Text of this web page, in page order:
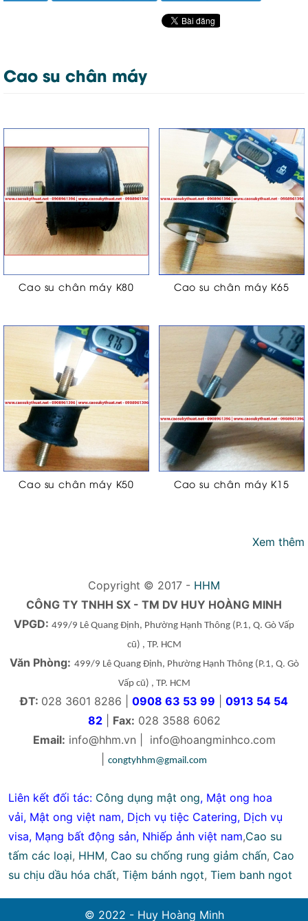
Cao su chân máy
Cao su chân máy K80 Cao su chân máy K65
Cao su chân máy K50 Cao su chân máy K15
Xem thêm
Copyright © 2017 - HHM
CÔNG TY TNHH SX - TM DV HUY HOÀNG MINH
VPGD: 499/9 Lê Quang Định, Phường Hạnh Thông (P.1, Q. Gò Vấp
cũ) , TP. HCM
Văn Phòng: 499/9 Lê Quang Định, Phường Hạnh Thông(P.1, Q. Gò
Vấp cũ) , TP. HCM
ĐT: 028 3601 8286 | 0908 63 53 99
0913 54 54
82| Fax: 028 3588 6062
Email: info@hhm.vn
info@hoangminhco.com
congtyhhm@gmail.com
Liên kết đối tác: Công dụng mật ong, Mật ong hoa
vải, Mật ong việt nam, Dịch vụ tiệc Catering, Dịch vụ
visa, Mạng bất động sản, Nhiếp ảnh việt nam,Cao su
tấm các loại, HHM, Cao su chống rung giảm chấn, Cao
su chịu dầu hóa chất, Tiệm bánh ngọt, Tiem banh ngot
© 2022 - Huy Hoàng Minh